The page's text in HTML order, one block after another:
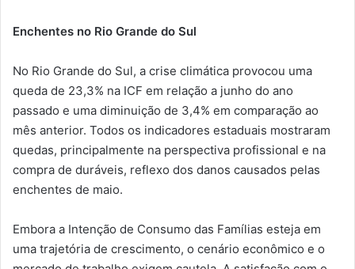
Enchentes no Rio Grande do Sul
No Rio Grande do Sul, a crise climática provocou uma
queda de 23,3% na ICF em relação a junho do ano
passado e uma diminuição de 3,4% em comparação ao
mês anterior. Todos os indicadores estaduais mostraram
quedas, principalmente na perspectiva profissional e na
compra de duráveis, reflexo dos danos causados pelas
enchentes de maio.
Embora a Intenção de Consumo das Famílias esteja em
uma trajetória de crescimento, o cenário econômico e o